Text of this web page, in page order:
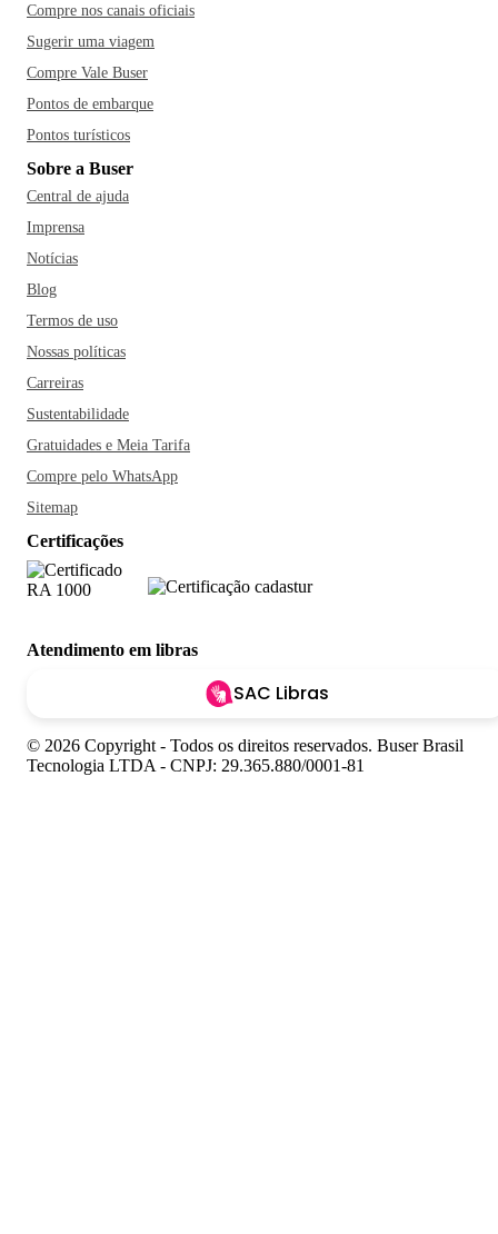
Compre nos canais oficiais
Sugerir uma viagem
Compre Vale Buser
Pontos de embarque
Pontos turísticos
Sobre a Buser
Central de ajuda
Imprensa
Notícias
Blog
Termos de uso
Nossas políticas
Carreiras
Sustentabilidade
Gratuidades e Meia Tarifa
Compre pelo WhatsApp
Sitemap
Certificações
Atendimento em libras
SAC Libras
© 2026 Copyright - Todos os direitos reservados. Buser Brasil
Tecnologia LTDA - CNPJ: 29.365.880/0001-81